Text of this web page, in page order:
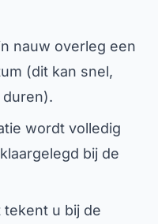
nauw overleg een
(dit kan snel,
duren).
wordt volledig
bij de
tekent u bij de